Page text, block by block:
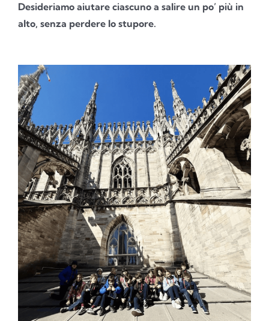
Desideriamo aiutare ciascuno a salire un po’ più in
alto, senza perdere lo stupore.